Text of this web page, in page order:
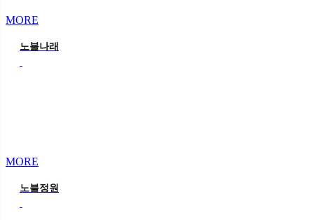
MORE
노블나래
MORE
노블정원